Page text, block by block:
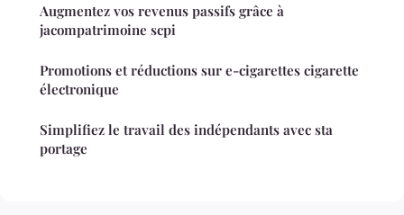
Augmentez vos revenus passifs grâce à
jacompatrimoine scpi
Promotions et réductions sur e-cigarettes cigarette
électronique
Simplifiez le travail des indépendants avec sta
portage